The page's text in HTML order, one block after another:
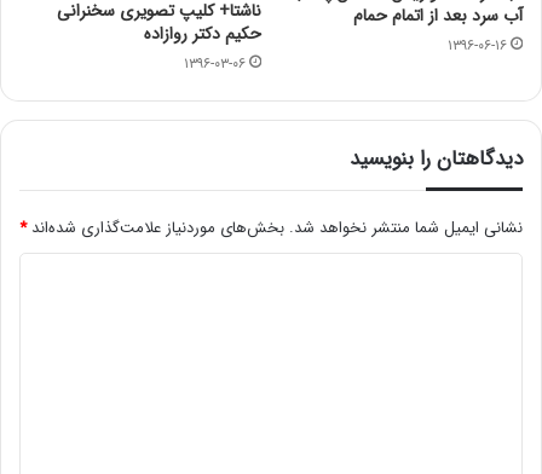
آب سرد بعد از اتمام حمام
۱۳۹۶-۰۶-۱۶
ناشتا+ کلیپ تصویری سخنرانی
حکیم دکتر روازاده
۱۳۹۶-۰۳-۰۶
دیدگاهتان را بنویسید
نشانی ایمیل شما منتشر نخواهد شد. بخش‌های موردنیاز علامت‌گذاری شده‌اند*